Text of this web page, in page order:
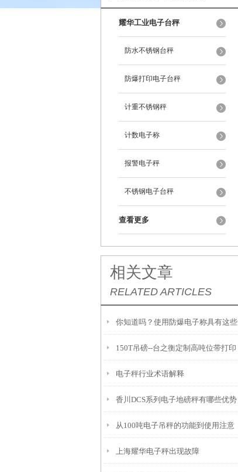
耀华工业电子台秤
防水不锈钢台秤
防爆打印电子台秤
计重不锈钢秤
计数电子称
报警电子秤
不锈钢电子台秤
查看更多
相关文章
RELATED ARTICLES
你知道吗？使用防爆电子称具有这些
优势！
150T吊磅--台之衡定制高吨位带打印
吊秤
电子秤行业术语解释
香川DCS系列电子地磅秤有哪些优势
从100吨电子吊秤的功能到使用注意
事项，我知道的都在这儿了
上海耀华电子秤出现故障